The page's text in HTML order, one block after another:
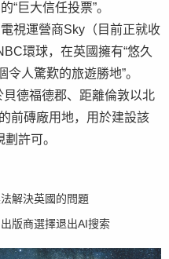
“巨大信任投票”。
視運營商Sky（目前正就收
環球，在英國擁有“悠久
令人驚歎的旅遊勝地”。
德福德郡、距離倫敦以北
前磚廠用地，用於建設該
許可。
解決英國的問題
版商選擇退出AI搜索